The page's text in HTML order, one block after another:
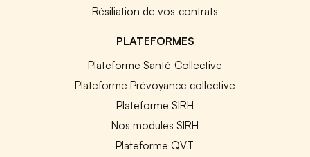
Résiliation de vos contrats
PLATEFORMES
Plateforme Santé Collective
Plateforme Prévoyance collective
Plateforme SIRH
Nos modules SIRH
Plateforme QVT